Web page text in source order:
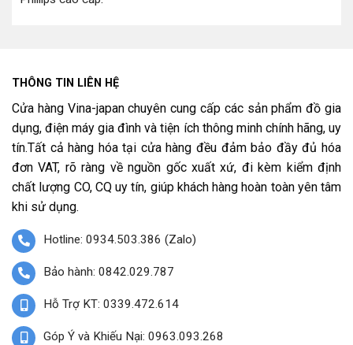
THÔNG TIN LIÊN HỆ
Cửa hàng Vina-japan chuyên cung cấp các sản phẩm đồ gia
dụng, điện máy gia đình và tiện ích thông minh chính hãng, uy
tín.Tất cả hàng hóa tại cửa hàng đều đảm bảo đầy đủ hóa
đơn VAT, rõ ràng về nguồn gốc xuất xứ, đi kèm kiểm định
chất lượng CO, CQ uy tín, giúp khách hàng hoàn toàn yên tâm
khi sử dụng.
Hotline: 0934.503.386 (Zalo)
Bảo hành: 0842.029.787
Hỗ Trợ KT: 0339.472.614
Góp Ý và Khiếu Nại: 0963.093.268